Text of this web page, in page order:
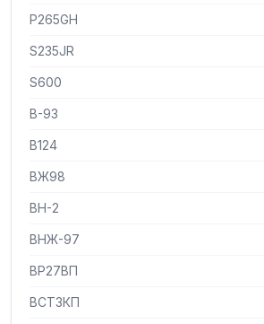
P265GH
S235JR
S600
В-93
В124
ВЖ98
ВН-2
ВНЖ-97
ВР27ВП
ВСТ3КП